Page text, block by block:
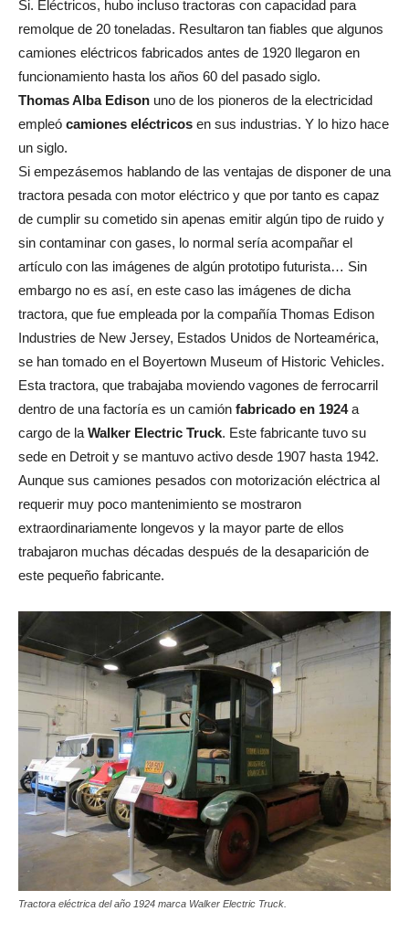
Si. Eléctricos, hubo incluso tractoras con capacidad para
remolque de 20 toneladas. Resultaron tan fiables que algunos
camiones eléctricos fabricados antes de 1920 llegaron en
funcionamiento hasta los años 60 del pasado siglo.
Thomas Alba Edison uno de los pioneros de la electricidad
empleó camiones eléctricos en sus industrias. Y lo hizo hace
un siglo.
Si empezásemos hablando de las ventajas de disponer de una
tractora pesada con motor eléctrico y que por tanto es capaz
de cumplir su cometido sin apenas emitir algún tipo de ruido y
sin contaminar con gases, lo normal sería acompañar el
artículo con las imágenes de algún prototipo futurista… Sin
embargo no es así, en este caso las imágenes de dicha
tractora, que fue empleada por la compañía Thomas Edison
Industries de New Jersey, Estados Unidos de Norteamérica,
se han tomado en el Boyertown Museum of Historic Vehicles.
Esta tractora, que trabajaba moviendo vagones de ferrocarril
dentro de una factoría es un camión fabricado en 1924a
cargo de laWalker Electric Truck. Este fabricante tuvo su
sede en Detroit y se mantuvo activo desde 1907 hasta 1942.
Aunque sus camiones pesados con motorización eléctrica al
requerir muy poco mantenimiento se mostraron
extraordinariamente longevos y la mayor parte de ellos
trabajaron muchas décadas después de la desaparición de
este pequeño fabricante.
Tractora eléctrica del año 1924 marca Walker Electric Truck.